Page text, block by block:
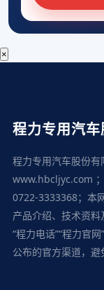
×
程力专用汽
程力专用汽车股份有
www.hbcljyc.com
0722-3333368；本
产品介绍、技术资
“程力电话”“程力官
公布的官方渠道，避